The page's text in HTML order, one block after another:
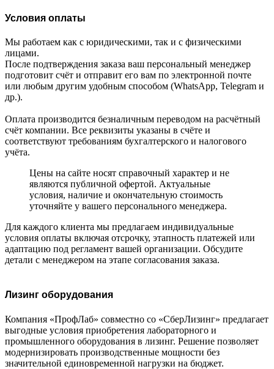
Условия оплаты
Мы работаем как с юридическими, так и с физическими
лицами.
После подтверждения заказа ваш персональный менеджер
подготовит счёт и отправит его вам по электронной почте
или любым другим удобным способом (WhatsApp, Telegram и
др.).
Оплата производится безналичным переводом на расчётный
счёт компании. Все реквизиты указаны в счёте и
соответствуют требованиям бухгалтерского и налогового
учёта.
Цены на сайте носят справочный характер и не
являются публичной офертой. Актуальные
условия, наличие и окончательную стоимость
уточняйте у вашего персонального менеджера.
Для каждого клиента мы предлагаем индивидуальные
условия оплаты включая отсрочку, этапность платежей или
адаптацию под регламент вашей организации. Обсудите
детали с менеджером на этапе согласования заказа.
Лизинг оборудования
Компания «ПрофЛаб» совместно со «СберЛизинг» предлагает
выгодные условия приобретения лабораторного и
промышленного оборудования в лизинг. Решение позволяет
модернизировать производственные мощности без
значительной единовременной нагрузки на бюджет.